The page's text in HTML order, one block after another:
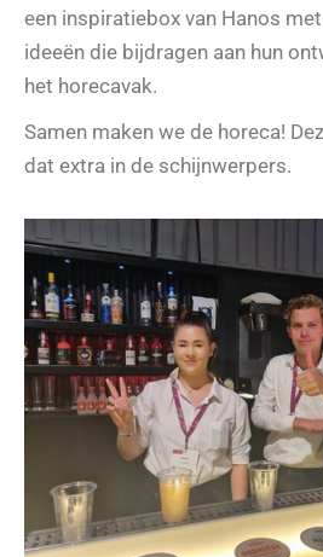
een inspiratiebox van Hanos
ideeën die bijdragen aan hun
het horecavak.
Samen maken we de horeca!
dat extra in de schijnwerpers.